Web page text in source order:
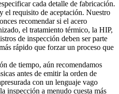
cada detalle de fabricación.
el requisito de aceptación. Nuestro
recomendar si el acero
el tratamiento térmico, la HIP,
de inspección deben ser parte
rápido que forzar un proceso que
de tiempo, aún recomendamos
antes de emitir la orden de
con un lenguaje vago
inspección a menudo cuesta más